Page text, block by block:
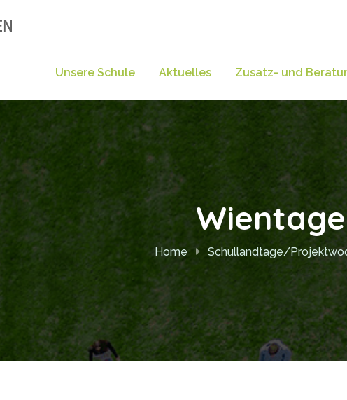
Unsere Schule Aktuelles Zusatz- und
Home Schullandtage/